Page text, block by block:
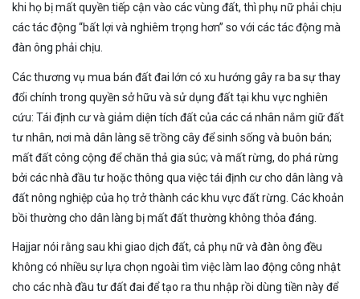
khi họ bị mất quyền tiếp cận vào các vùng đất, thì phụ nữ phải chịu
các tác động “bất lợi và nghiêm trọng hơn” so với các tác động mà
đàn ông phải chịu.
Các thương vụ mua bán đất đai lớn có xu hướng gây ra ba sự thay
đổi chính trong quyền sở hữu và sử dụng đất tại khu vực nghiên
cứu: Tái định cư và giảm diện tích đất của các cá nhân nắm giữ đất
tư nhân, nơi mà dân làng sẽ trồng cây để sinh sống và buôn bán;
mất đất công cộng để chăn thả gia súc; và mất rừng, do phá rừng
bởi các nhà đầu tư hoặc thông qua việc tái định cư cho dân làng và
đất nông nghiệp của họ trở thành các khu vực đất rừng. Các khoản
bồi thường cho dân làng bị mất đất thường không thỏa đáng.
Hajjar nói rằng sau khi giao dịch đất, cả phụ nữ và đàn ông đều
không có nhiều sự lựa chọn ngoài tìm việc làm lao động công nhật
cho các nhà đầu tư đất đai để tạo ra thu nhập rồi dùng tiền này để